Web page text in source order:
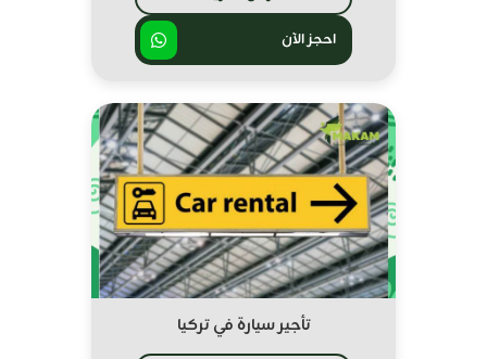
احجز الآن
تأجير سيارة في تركيا